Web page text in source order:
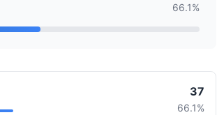
66.1%
37
66.1%